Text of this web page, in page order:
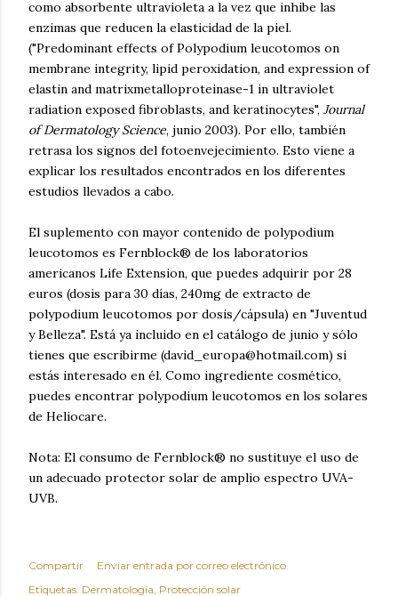
como absorbente ultravioleta a la vez que inhibe las
enzimas que reducen la elasticidad de la piel.
("Predominant effects of Polypodium leucotomos on
membrane integrity, lipid peroxidation, and expression of
elastin and matrixmetalloproteinase-1 in ultraviolet
radiation exposed fibroblasts, and keratinocytes", Journal
of Dermatology Science, junio 2003). Por ello, también
retrasa los signos del fotoenvejecimiento. Esto viene a
explicar los resultados encontrados en los diferentes
estudios llevados a cabo.
El suplemento con mayor contenido de polypodium
leucotomos es Fernblock® de los laboratorios
americanos Life Extension, que puedes adquirir por 28
euros (dosis para 30 días, 240mg de extracto de
polypodium leucotomos por dosis/cápsula) en "Juventud
y Belleza". Está ya incluido en el catálogo de junio y sólo
tienes que escribirme (david_europa@hotmail.com) si
estás interesado en él. Como ingrediente cosmético,
puedes encontrar polypodium leucotomos en los solares
de Heliocare.
Nota: El consumo de Fernblock® no sustituye el uso de
un adecuado protector solar de amplio espectro UVA-
UVB.
Compartir
Enviar entrada por correo electrónico
Etiquetas: Dermatología Protección solar